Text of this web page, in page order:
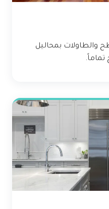
والطاولات بمحاليل
تماماً.